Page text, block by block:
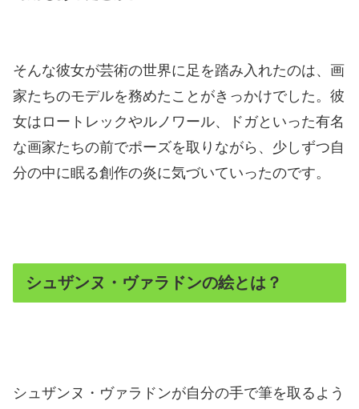
そんな彼女が芸術の世界に足を踏み入れたのは、画
家たちのモデルを務めたことがきっかけでした。彼
女はロートレックやルノワール、ドガといった有名
な画家たちの前でポーズを取りながら、少しずつ自
分の中に眠る創作の炎に気づいていったのです。
シュザンヌ・ヴァラドンの絵とは？
シュザンヌ・ヴァラドンが自分の手で筆を取るよう